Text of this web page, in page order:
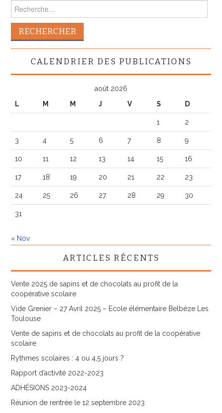
Rechercher :
CALENDRIER DES PUBLICATIONS
août 2026
L
M M J V S D
1 2
3 4 5 6 7 8 9
10 11 12 13 14 15 16
17 18 19 20 21 22 23
24 25 26 27 28 29 30
31
« Nov
ARTICLES RÉCENTS
Vente 2025 de sapins et de chocolats au profit de la
coopérative scolaire
Vide Grenier – 27 Avril 2025 – Ecole élémentaire Belbèze Les
Toulouse
Vente de sapins et de chocolats au profit de la coopérative
scolaire
Rythmes scolaires : 4 ou 4,5 jours ?
Rapport d’activité 2022-2023
ADHÉSIONS 2023-2024
Réunion de rentrée le 12 septembre 2023